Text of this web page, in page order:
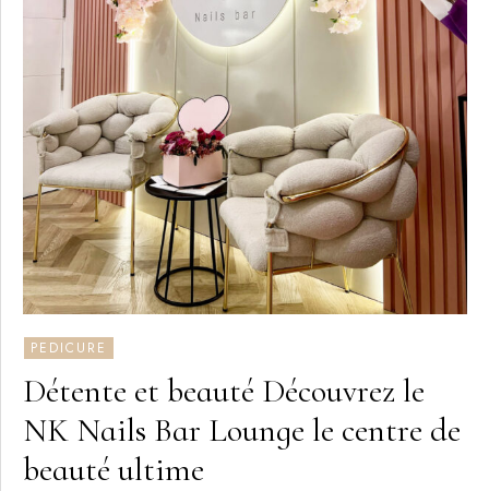
PEDICURE
Détente et beauté Découvrez le
NK Nails Bar Lounge le centre de
beauté ultime